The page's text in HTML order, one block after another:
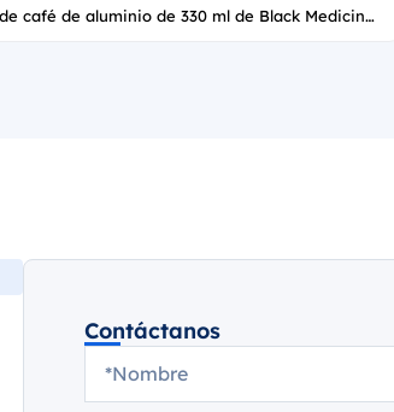
Botella de café de aluminio de 330 ml de Black Medicine, lista para usar
Contáctanos